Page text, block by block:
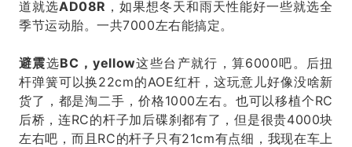
道就选AD08R ，如果想冬天和雨天性能好一些就选全
季节运动胎。一共7000左右能搞定。
避震选BC，yellow这些台产就行，算6000吧。后扭
杆弹簧可以换22cm的AOE红杆，这玩意儿好像没啥新
货了，都是淘二手，价格1000左右。也可以移植个RC
后桥，连RC的杆子加后碟刹都有了，但是很贵4000块
左右吧，而且RC的杆子只有21cm有点细，我现在车上